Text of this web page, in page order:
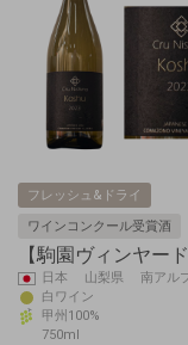
フレッシュ&ドライ
ワインコンクール受賞酒
【駒園ヴィンヤー
日本 山梨県 南アル
白ワイン
甲州100%
750ml